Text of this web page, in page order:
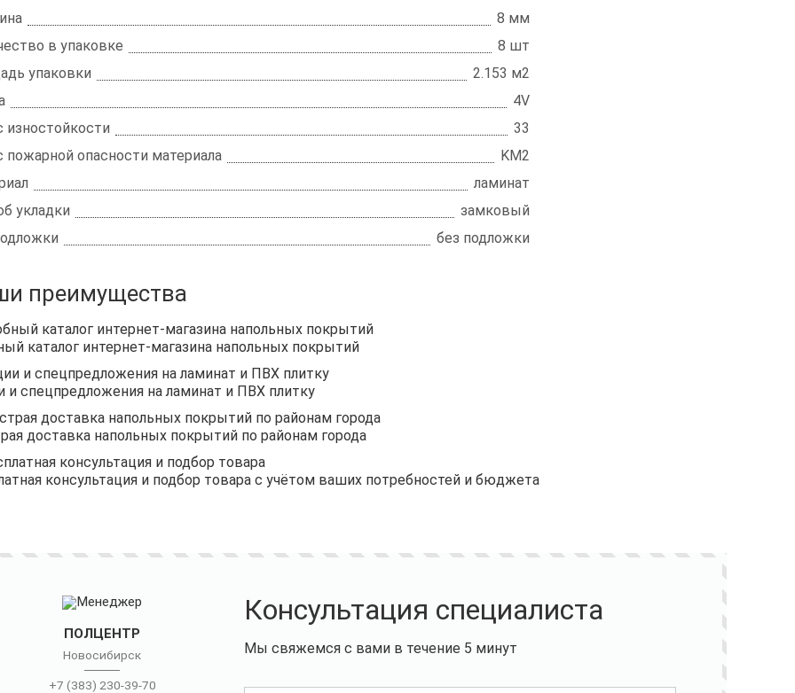
8 мм
в упаковке
8 шт
упаковки
2.153 м2
4V
изностойкости
33
пожарной опасности материала
KM2
ламинат
укладки
замковый
без подложки
преимущества
каталог интернет-магазина напольных покрытий
и спецпредложения на ламинат и ПВХ плитку
доставка напольных покрытий по районам города
консультация и подбор товара с учётом ваших потребностей и бюджета
ПОЛЦЕНТР
Новосибирск
+7 (383) 230-39-70
Консультация специалиста
Мы свяжемся с вами в течение 5 минут